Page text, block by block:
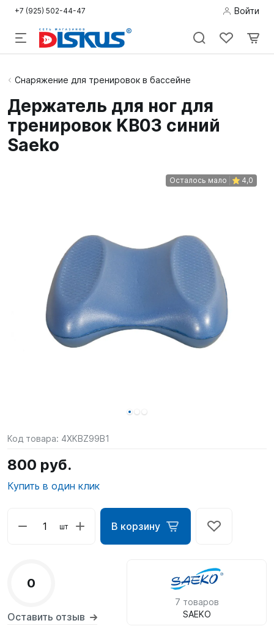
+7 (925) 502-44-47 Войти
Подводная
Дайвинг
Снорклинг /
Бассейн
SUP-
сёрфинг
Подарочные
Карты
Снаряжение для тренировок в бассейне
Держатель для ног для
тренировок KB03 синий
Saeko
Осталось мало 4,0
Код товара: 4XKBZ99B1
800 руб.
Купить в один клик
шт В корзину
0
Оставить отзыв
7 товаров
SAEKO